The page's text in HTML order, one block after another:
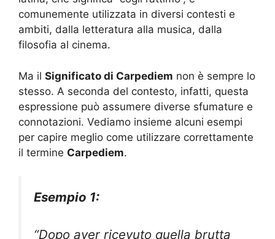
comunemente utilizzata in diversi contesti e
ambiti, dalla letteratura alla musica, dalla
filosofia al cinema.
Ma il Significato di Carpediem non è sempre lo
stesso. A seconda del contesto, infatti, questa
espressione può assumere diverse sfumature e
connotazioni. Vediamo insieme alcuni esempi
per capire meglio come utilizzare correttamente
il termine Carpediem.
Esempio 1:
“Dopo aver ricevuto quella brutta